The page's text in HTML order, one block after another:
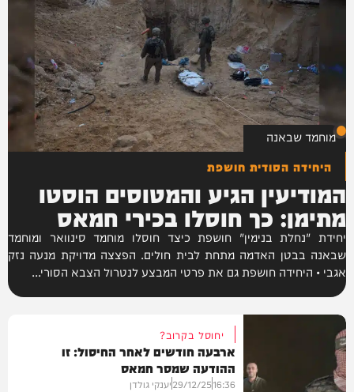
מוחמד שבאנה
היחידה הסודית חושפת
המודיעין הגיע והמטוסים הוסטו
מתימן: כך חוסלו בכירי חמאס
יחידת "נחלת בנימין" חושפת כיצד חוסלו מוחמד סינוואר ומוחמד
שבאנה בבטן האדמה מתחת לבית חולים. הפצצה מדויקת מנעה נזק
אגבי • היחידה חושפת גם את פרטי המבצע לנטרול הצבא הסורי...
יחוסל בקרוב?
ארבעה חודשים לאחר החיסול: זו
ההודעה שמסר חמאס
16:36
29/12/25יענקי גולדן